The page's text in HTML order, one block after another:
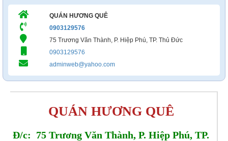
QUÁN HƯƠNG QUÊ
0903129576
75 Trương Văn Thành, P. Hiệp Phú, TP. Thủ Đức
0903129576
adminweb@yahoo.com
QUÁN HƯƠNG QUÊ
Đ/c: 75 Trương Văn Thành, P. Hiệp Phú, TP.